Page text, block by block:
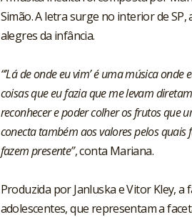
Simão. A letra surge no interior de
alegres da infância.
“’Lá de onde eu vim’ é uma música
coisas que eu fazia que me levam
reconhecer e poder colher os frutos que
conecta também aos valores pelos
fazem presente”, conta Mariana.
Produzida por Janluska e Vitor Kley,
adolescentes, que representam a